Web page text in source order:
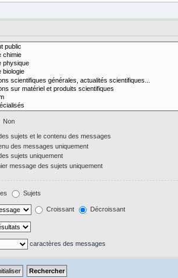
Non
sujets et le contenu des messages
des messages uniquement
sujets uniquement
message des sujets uniquement
Sujets
Croissant Décroissant
caractères des messages